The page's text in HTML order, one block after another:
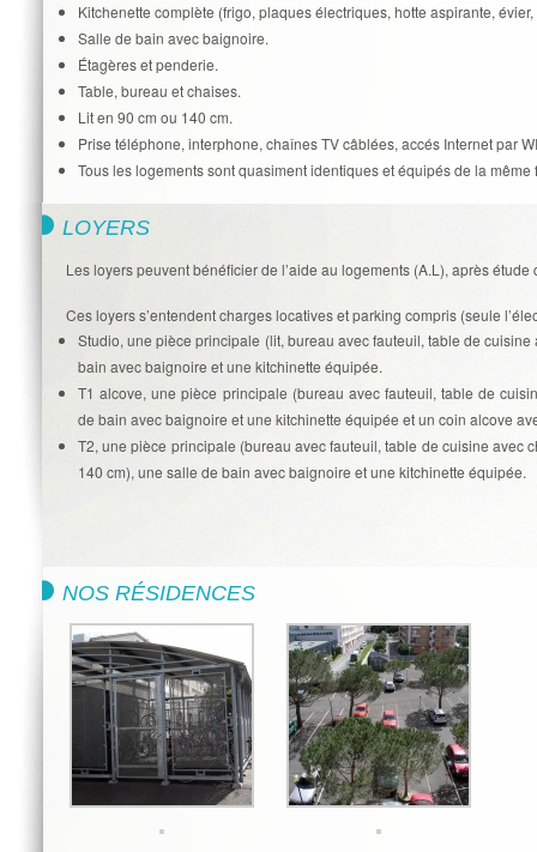
Kitchenette complète (frigo, plaques électriques, hotte aspirante,
Salle de bain avec baignoire.
Étagères et penderie.
Table, bureau et chaises.
Lit en 90 cm ou 140 cm.
Prise téléphone, interphone, chaînes TV câblées, accés Internet par
Tous les logements sont quasiment identiques et équipés de la même
LOYERS
Les loyers peuvent bénéficier de l’aide au logements (A.L), après étude
Ces loyers s’entendent charges locatives et parking compris (seule
Studio, une pièce principale (lit, bureau avec fauteuil, table de
bain avec baignoire et une kitchinette équipée.
T1 alcove, une pièce principale (bureau avec fauteuil, table de
de bain avec baignoire et une kitchinette équipée et un coin alcove
T2, une pièce principale (bureau avec fauteuil, table de cuisine avec
140 cm), une salle de bain avec baignoire et une kitchinette équipée.
NOS RÉSIDENCES